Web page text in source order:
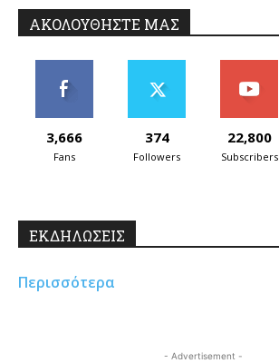
ΑΚΟΛΟΥΘΗΣΤΕ ΜΑΣ
3,666
Fans
374
Followers
22,800
Subscribers
ΕΚΔΗΛΩΣΕΙΣ
Περισσότερα
- Advertisement -